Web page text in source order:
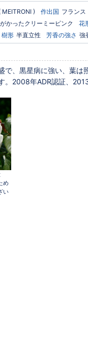
MEITRONI ) 作出国 フランス
かったクリーミーピンク 花
樹形 半直立性 芳香の強さ 強
、黒星病に強い、葉
2008年ADR認証、2013
め
い